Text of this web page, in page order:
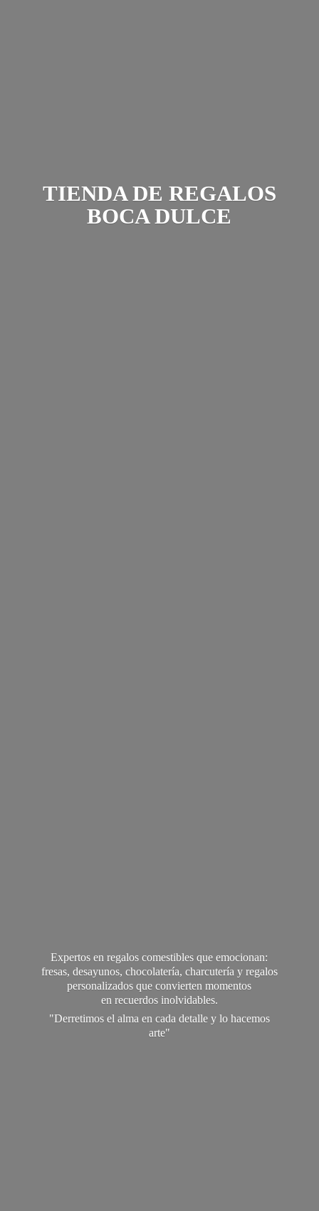
TIENDA DE REGALOS
BOCA DULCE
Expertos en regalos comestibles que emocionan:
fresas, desayunos, chocolatería, charcutería y regalos
personalizados que convierten momentos
en recuerdos inolvidables.
"Derretimos el alma en cada detalle y lo hacemos
arte"